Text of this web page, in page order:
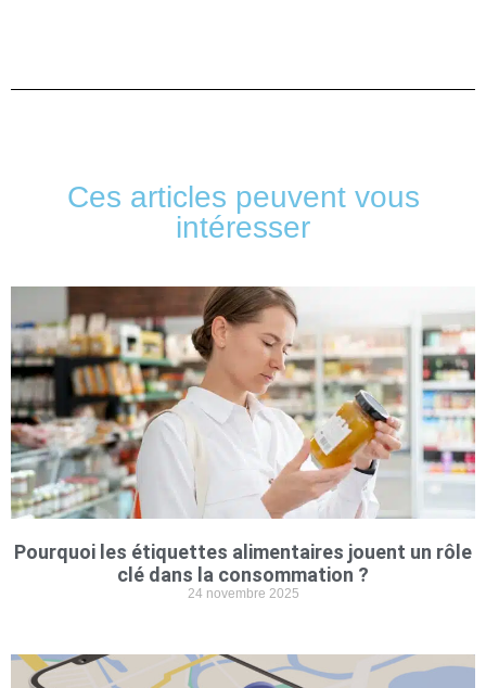
Ces articles peuvent vous
intéresser
Pourquoi les étiquettes alimentaires jouent un rôle
clé dans la consommation ?
24 novembre 2025